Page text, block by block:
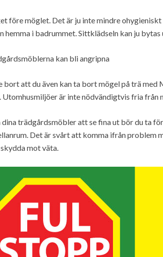
före möglet. Det är ju inte mindre
hemma i badrummet. Sittklädseln kan ju bytas
kan bli angripna
bort att du även kan ta bort mögel på trä med
Utomhusmiljöer är inte nödvändigtvis fria från
dina trädgårdsmöbler att se fina ut bör du ta
Det är svårt att komma ifrån problem
mot väta.